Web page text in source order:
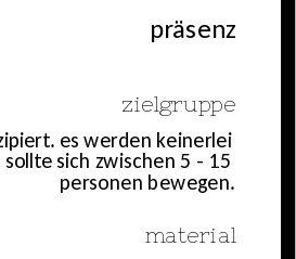
präsenz
zielgruppe
es werden keinerlei
sich zwischen 5 - 15
personen bewegen.
material